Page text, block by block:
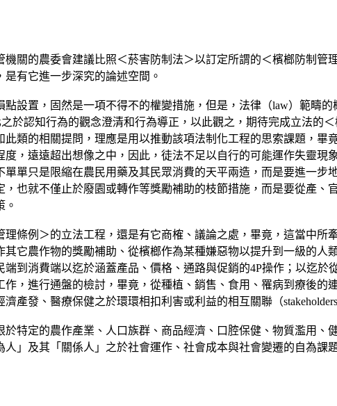
關的農委會建議比照＜菸害防制法＞以訂定所謂的＜檳榔防制管
有它進一步深究的論述空間。
設置，固然是一項不得不的權變措施，但是，法律（law）範疇
於認知行為的觀念澄清和行為導正，以此觀之，期待完成立法的
類的相關提問，理應是用以推動該項法制化工程的思索課題，畢
，遠遠超出想像之中，因此，徒法不足以自行的可能運作失靈現
單只是限縮在農民用藥及其民眾消費的天平兩造，而是要進一步
也就不僅止於廢園或轉作等獎勵補助的枝節措施，而是要從產、
。
條例＞的立法工程，還是有它商榷、議論之處，畢竟，這當中所
它農作物的獎勵補助、從檳榔作為某種嫌惡物以提升到一級的人
到消費端以迄於涵蓋產品、價格、通路與促銷的4P操作；以迄
，進行通盤的檢討，畢竟，從種植、銷售、食用、罹病到療後的
產發、醫療保健之於環環相扣利害或利益的相互關聯（stakeholders
特定的農作產業、人口族群、商品經濟、口腔保健、物質濫用、
」及其「關係人」之於社會運作、社會成本與社會變遷的自為課